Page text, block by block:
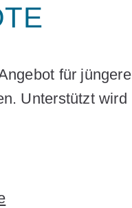
für jüngere
Unterstützt wird